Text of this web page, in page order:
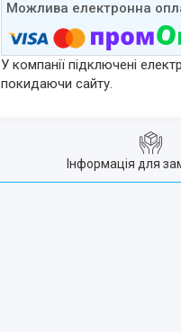
У компанії підключені
покидаючи сайту.
Інформація для